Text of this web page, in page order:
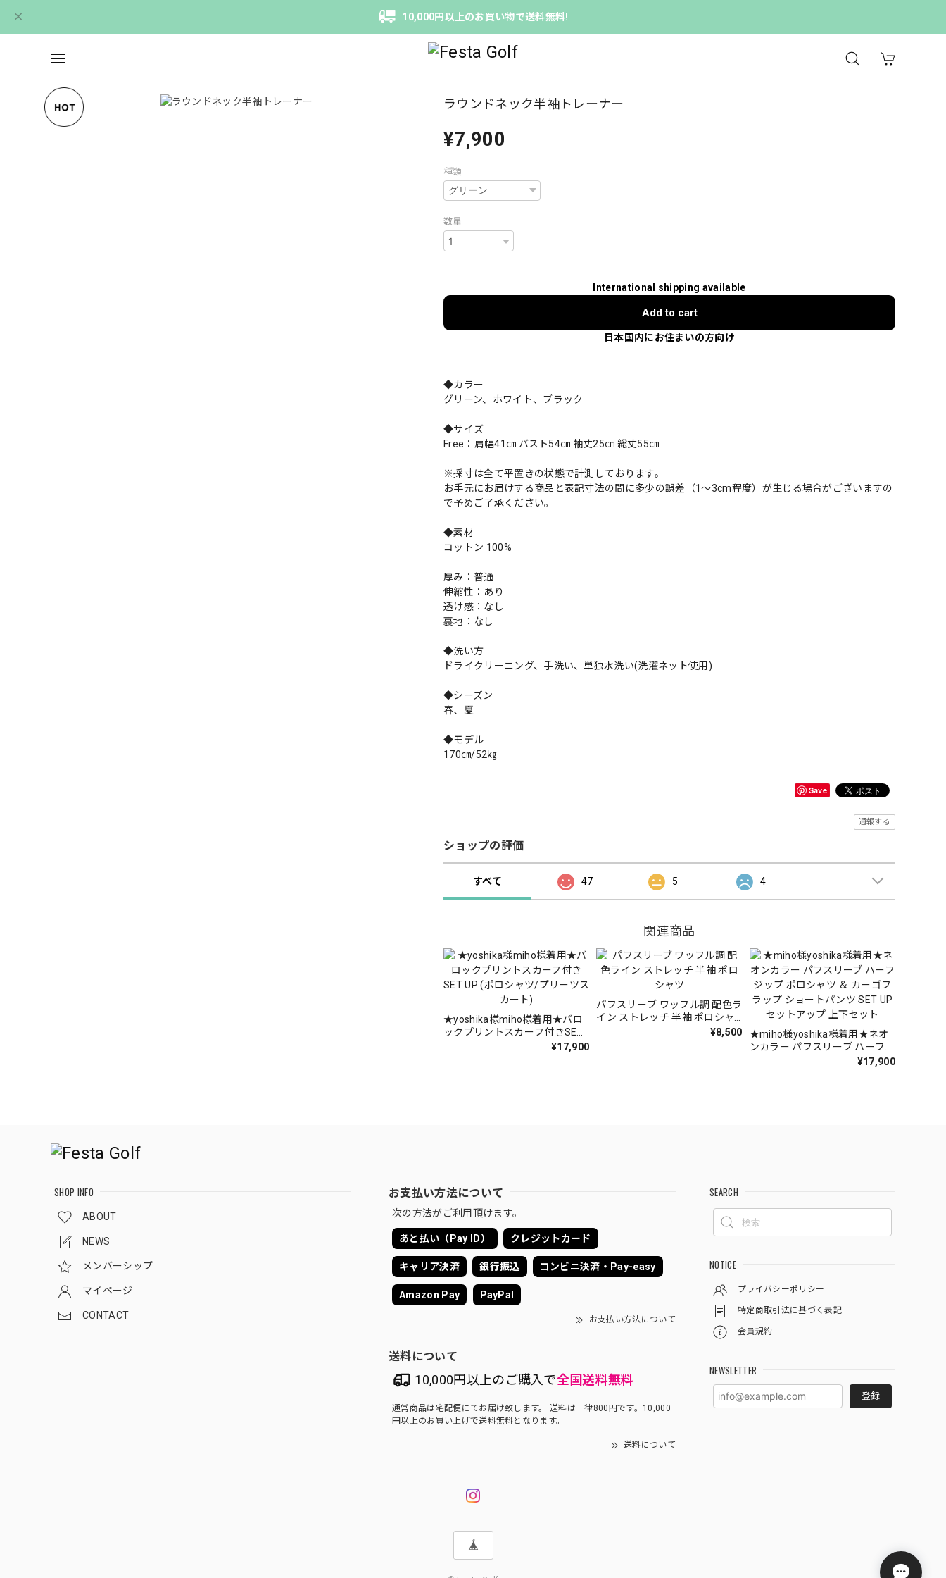
10,000円以上のお買い物で送料無料!
ラウンドネック半袖トレーナー
¥7,900
種類
数量
International shipping available
Add to cart
日本国内にお住まいの方向け
◆カラー
グリーン、ホワイト、ブラック
◆サイズ
Free：肩幅41㎝ バスト54㎝ 袖丈25㎝ 総丈55㎝
※採寸は全て平置きの状態で計測しております。
お手元にお届けする商品と表記寸法の間に多少の誤差（1～3cm程度）が生じる場合がございますの
で予めご了承ください。
◆素材
コットン 100%
厚み：普通
伸縮性：あり
透け感：なし
裏地：なし
◆洗い方
ドライクリーニング、手洗い、単独水洗い(洗濯ネット使用)
◆シーズン
春、夏
◆モデル
170㎝/52㎏
Save
通報する
ショップの評価
すべて 47 5 4
関連商品
★yoshika様miho様着用★バロ
ックプリントスカーフ付きSET
UP (ポロシャツ/プリーツスカー
¥17,900
パフスリーブ ワッフル調 配色ラ
イン ストレッチ 半袖 ポロシャ
¥8,500
★miho様yoshika様着用★ネオ
ンカラー パフスリーブ ハーフジ
ップ ポロシャツ ＆ カーゴフラ
¥17,900
SHOP INFO
ABOUT
NEWS
メンバーシップ
マイページ
CONTACT
お支払い方法について
次の方法がご利用頂けます。
あと払い（Pay ID） クレジットカード
キャリア決済 銀行振込 コンビニ決済・Pay-easy
Amazon Pay PayPal
お支払い方法について
送料について
10,000円以上のご購入で全国送料無料
通常商品は宅配便にてお届け致します。 送料は一律800円です。10,000
円以上のお買い上げで送料無料となります。
送料について
SEARCH
NOTICE
プライバシーポリシー
特定商取引法に基づく表記
会員規約
NEWSLETTER
登録